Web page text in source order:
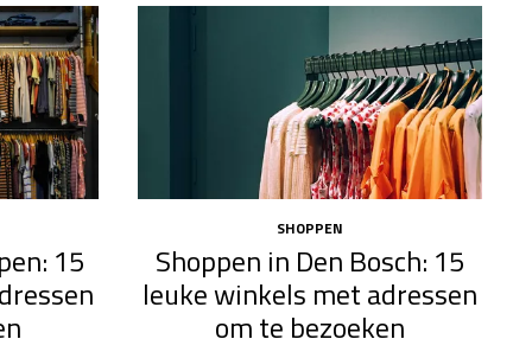
15
SHOPPEN
Shoppen in Den Bosch: 15
leuke winkels met adressen
om te bezoeken